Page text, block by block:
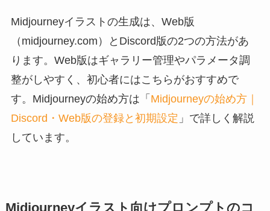
Midjourneyイラストの生成は、Web版
（midjourney.com）とDiscord版の2つの方法があ
ります。Web版はギャラリー管理やパラメータ調
整がしやすく、初心者にはこちらがおすすめで
す。Midjourneyの始め方は「 Midjourneyの始め方｜
Discord・Web版の登録と初期設定 」で詳しく解説
しています。
Midjourneyイラスト向けプロンプトのコ